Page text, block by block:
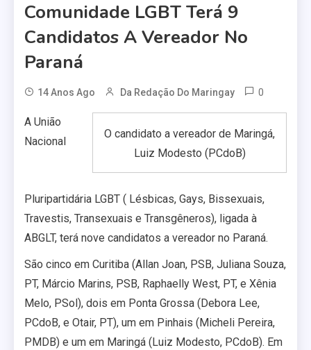
Comunidade LGBT Terá 9
Candidatos A Vereador No
Paraná
14 Anos Ago Da Redação Do Maringay 0
O candidato a vereador de Maringá,
Luiz Modesto (PCdoB)
A União
Nacional
Pluripartidária LGBT ( Lésbicas, Gays, Bissexuais,
Travestis, Transexuais e Transgêneros), ligada à
ABGLT, terá nove candidatos a vereador no Paraná.
São cinco em Curitiba (Allan Joan, PSB, Juliana Souza,
PT, Márcio Marins, PSB, Raphaelly West, PT, e Xênia
Melo, PSol), dois em Ponta Grossa (Debora Lee,
PCdoB, e Otair, PT), um em Pinhais (Micheli Pereira,
PMDB) e um em Maringá (Luiz Modesto, PCdoB). Em